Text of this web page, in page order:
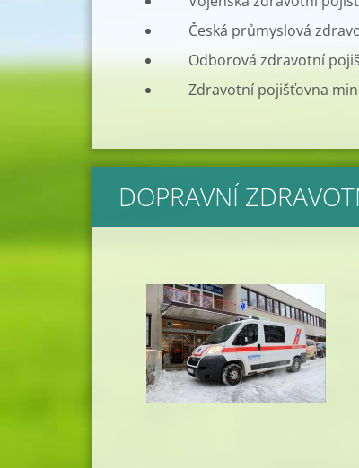
Česká průmyslová
Odborová zdravotní
Zdravotní pojišťovna
DOPRAVNÍ